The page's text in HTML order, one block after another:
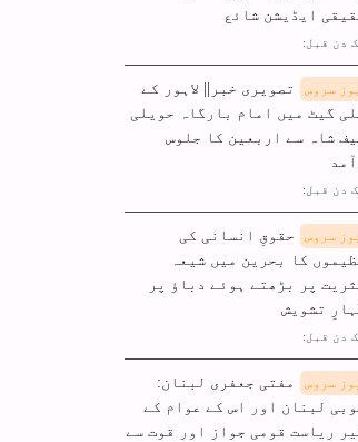
ایڈیشن شائع
دن قبل:
سروس
تصویری خبر|| لاہور کے
گیٹ میں امام بارگاہ حویلی
شاہ سے اربعین کا جلوس
دن قبل:
سروس
حقوقِ انسانی کی
کا بحرین میں شیعہ
پر بڑھتے ہوئے دباؤ پر
تشویش
دن قبل:
سروس
مفتی جعفری لبنان:
لبنان اور اس کے عوام کے
ریاست قومی جواز اور قوت سے